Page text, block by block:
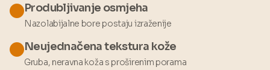
Produbljivanje osmjeha
Nazolabijalne bore postaju izraženije
Neujednačena tekstura kože
Gruba, neravna koža s proširenim porama